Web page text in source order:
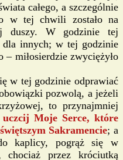
całego, a szczególnie
w tej chwili zostało na
duszy. W godzinie tej
innych; w tej godzinie
– miłosierdzie zwyciężyło
w tej godzinie odprawiać
pozwolą, a jeżeli
to przynajmniej
uczcij Moje Serce, które
Sakramencie; a
kaplicy, pogrąż się w
przez króciutką